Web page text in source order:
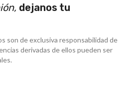
dejanos tu
son de exclusiva responsabilidad de
derivadas de ellos pueden ser